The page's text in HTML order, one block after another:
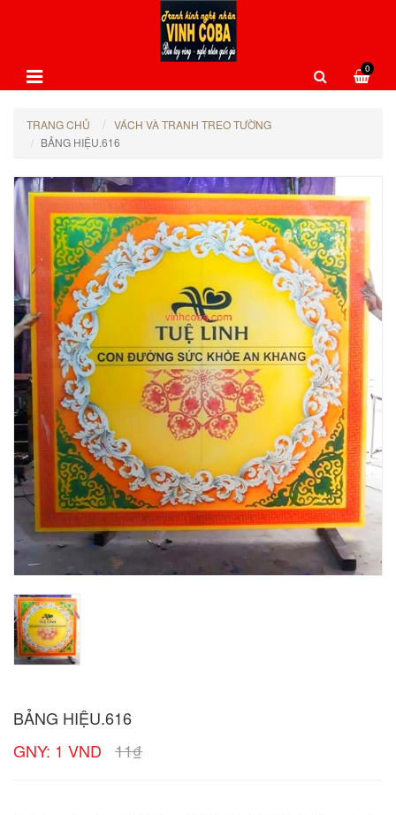
0
TRANG CHỦ
VÁCH VÀ TRANH TREO TƯỜNG
BẢNG HIỆU.616
BẢNG HIỆU.616
GNY: 1 VND
11₫